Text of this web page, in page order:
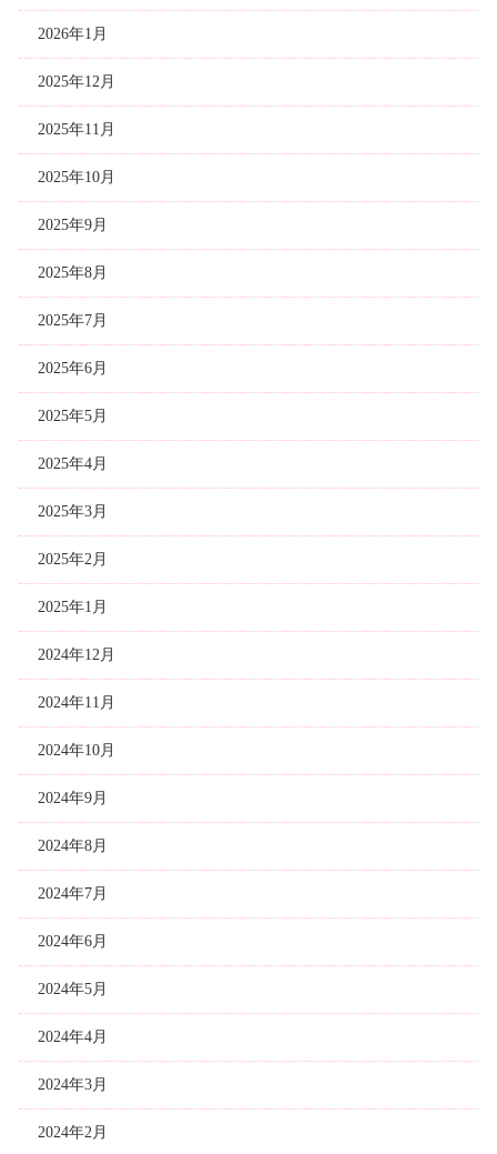
2026年1月
2025年12月
2025年11月
2025年10月
2025年9月
2025年8月
2025年7月
2025年6月
2025年5月
2025年4月
2025年3月
2025年2月
2025年1月
2024年12月
2024年11月
2024年10月
2024年9月
2024年8月
2024年7月
2024年6月
2024年5月
2024年4月
2024年3月
2024年2月